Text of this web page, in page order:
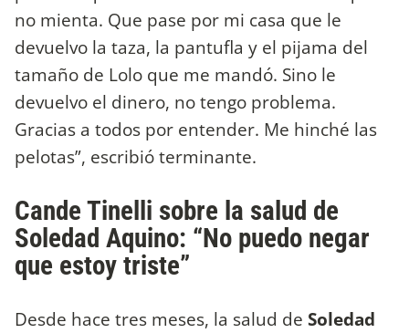
no mienta. Que pase por mi casa que le
devuelvo la taza, la pantufla y el pijama del
tamaño de Lolo que me mandó. Sino le
devuelvo el dinero, no tengo problema.
Gracias a todos por entender. Me hinché las
pelotas”, escribió terminante.
Cande Tinelli sobre la salud de
Soledad Aquino: “No puedo negar
que estoy triste”
Desde hace tres meses, la salud de Soledad